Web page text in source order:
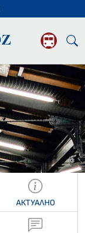
БДЖ -
АКТУАЛНО